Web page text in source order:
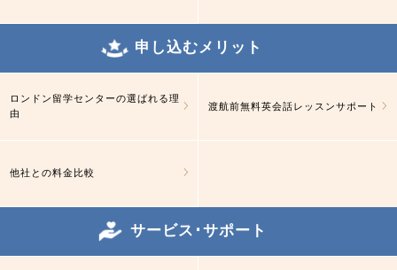
申し込むメリット
ロンドン留学センターの選ばれる理
由
渡航前無料英会話レッスンサポート
他社との料金比較
サービス･サポート